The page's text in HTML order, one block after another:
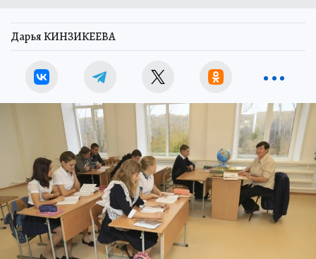
Дарья КИНЗИКЕЕВА